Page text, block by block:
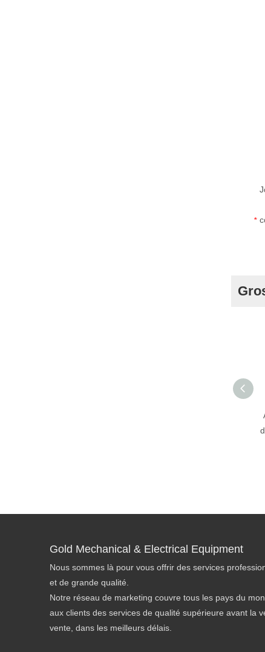
*
Gold Mechanical & Electrical Equipment
Nous sommes là pour vous offrir des services
et de grande qualité.
Notre réseau de marketing couvre tous les pays du
aux clients des services de qualité supérieure avant la
vente, dans les meilleurs délais.